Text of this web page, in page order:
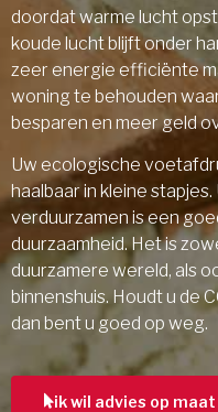
doordat warme lucht
koude lucht blijft onder
zeer energie efficiënte
woning te behouden
besparen en meer geld
Uw ecologische
haalbaar in kleine
verduurzamen is een
duurzaamheid. Het is
duurzamere wereld, als
binnenshuis. Houdt u de
dan bent u goed op weg.
ik wil advies op maat